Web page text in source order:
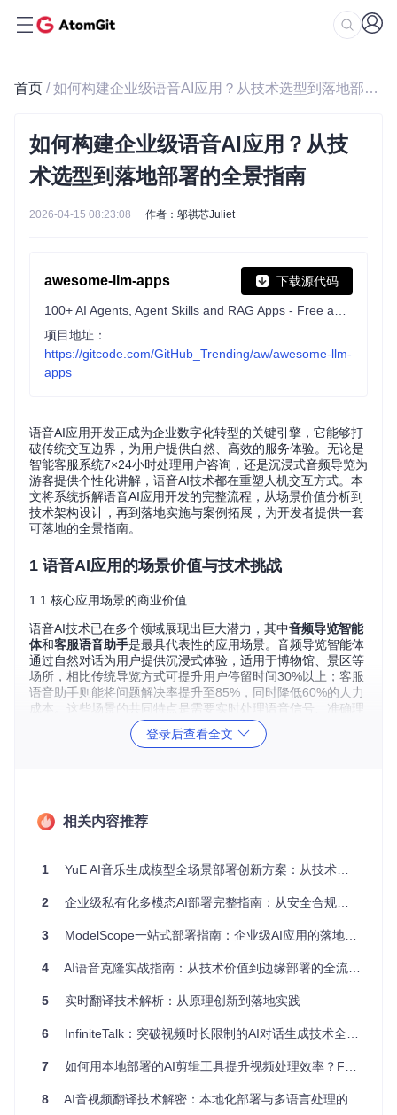
首页 / 如何构建企业级语音AI应用？从技术选型到落地部署的全景指南
如何构建企业级语音AI应用？从技
术选型到落地部署的全景指南
2026-04-15 08:23:08 作者：邬祺芯Juliet
awesome-llm-apps 下载源代码
项目地址：
https://gitcode.com/GitHub_Trending/aw/awesome-llm-
apps
语音AI应用开发正成为企业数字化转型的关键引擎，它能够打
破传统交互边界，为用户提供自然、高效的服务体验。无论是
智能客服系统7×24小时处理用户咨询，还是沉浸式音频导览为
游客提供个性化讲解，语音AI技术都在重塑人机交互方式。本
文将系统拆解语音AI应用开发的完整流程，从场景价值分析到
技术架构设计，再到落地实施与案例拓展，为开发者提供一套
可落地的全景指南。
1 语音AI应用的场景价值与技术挑战
1.1 核心应用场景的商业价值
语音AI技术已在多个领域展现出巨大潜力，其中音频导览智能
体和客服语音助手是最具代表性的应用场景。音频导览智能体
通过自然对话为用户提供沉浸式体验，适用于博物馆、景区等
场所，相比传统导览方式可提升用户停留时间30%以上；客服
语音助手则能将问题解决率提升至85%，同时降低60%的人力
成本。这些场景的共同特点是需要实时处理语音信号、准确理
解用户意图并生成自然语言响应。
环境下的识别准确率（目标达到95%以上）、如何实现个性化
交互体验。这些挑战涉及语音信号处理、自然语言理解和多模
语音AI应用的核心在于多智能体协同工作，就像一个高效的团
队。以下是一个典型的多智能体协作架构图，展示了各个组件
如何协同工作：
这个架构包含四个关键智能体：
协调智能体：如同项目管理器，负责统筹整个对话流程，决
语音分析智能体：专注于处理语音输入和输出，包括语音识
登录后查看全文
相关内容推荐
1 YuE AI音乐生成模型全场景部署创新方案：从技术原理到商业落地
2 企业级私有化多模态AI部署完整指南：从安全合规到场景落地
3 ModelScope一站式部署指南：企业级AI应用的落地实践
4 AI语音克隆实战指南：从技术价值到边缘部署的全流程落地
5 实时翻译技术解析：从原理创新到落地实践
6 InfiniteTalk：突破视频时长限制的AI对话生成技术全解析
7 如何用本地部署的AI剪辑工具提升视频处理效率？FunClip全攻略
8 AI音视频翻译技术解密：本地化部署与多语言处理的创新实践